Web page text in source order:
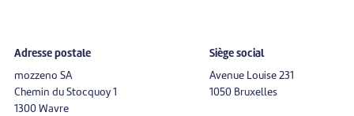
Adresse postale
mozzeno SA
Chemin du Stocquoy 1
1300 Wavre
Siège social
Avenue Louise 231
1050 Bruxelles